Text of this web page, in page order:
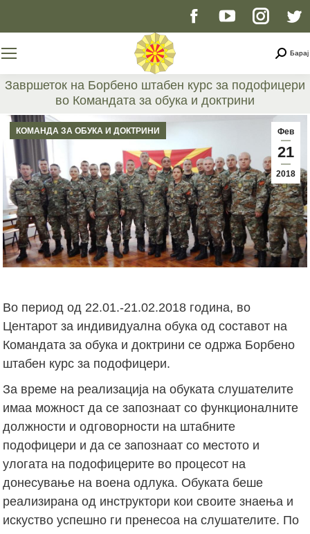
Facebook
opens
in
new
window
YouTube
opens
in
window
page
opens
in
new
window
Барај
Завршеток на Борбено штабен курс за подофицери
во Командата за обука и доктрини
You are here:
Фев
21
2018
КОМАНДА ЗА ОБУКА И ДОКТРИНИ
Во период од 22.01.-21.02.2018 година, во
Центарот за индивидуална обука од составот на
Командата за обука и доктрини се одржа Борбено
штабен курс за подофицери.
За време на реализација на обуката слушателите
имаа можност да се запознаат со функционалните
должности и одговорности на штабните
подофицери и да се запознаат со местото и
улогата на подофицерите во процесот на
донесување на воена одлука. Обуката беше
реализирана од инструктори кои своите знаења и
искуство успешно ги пренесоа на слушателите. По